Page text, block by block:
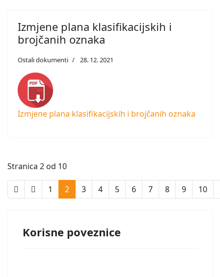
Izmjene plana klasifikacijskih i
brojčanih oznaka
Ostali dokumenti 28. 12. 2021
Izmjene plana klasifikacijskih i brojčanih oznaka
Stranica 2 od 10
1 2 3 4 5 6 7 8 9 10
Korisne poveznice